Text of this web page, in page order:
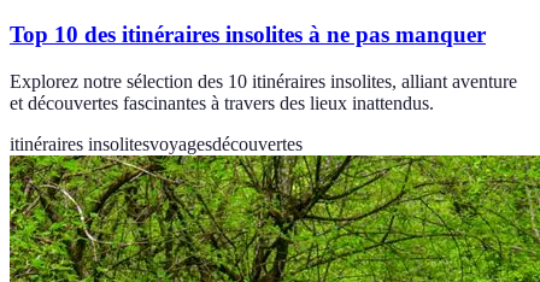
Top 10 des itinéraires insolites à ne pas manquer
Explorez notre sélection des 10 itinéraires insolites, alliant aventure
et découvertes fascinantes à travers des lieux inattendus.
itinéraires insolitesvoyagesdécouvertes